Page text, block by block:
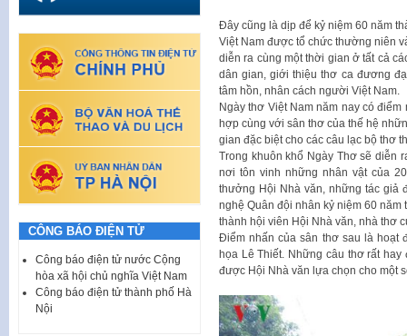
Đây cũng là dịp để kỷ niệm 60 năm
Việt Nam được tổ chức thường niên
diễn ra cùng một thời gian ở tất cả
dân gian, giới thiệu thơ ca đương
tâm hồn, nhân cách người Việt Nam.
Ngày thơ Việt Nam năm nay có
hợp cùng với sân thơ của thế hệ
gian đặc biệt cho các câu lạc bộ thơ
Trong khuôn khổ Ngày Thơ sẽ diễn
nơi tôn vinh những nhân vật của
thưởng Hội Nhà văn, những tác giả
nghệ Quân đội nhân kỷ niệm 60
thành hội viên Hội Nhà văn, nhà thơ
Điểm nhấn của sân thơ sau là hoạt
họa Lê Thiết. Những câu thơ rất
được Hội Nhà văn lựa chọn cho một
CÔNG BÁO ĐIỆN TỬ
Công báo điện tử nước Cộng
hòa xã hội chủ nghĩa Việt Nam
Công báo điện tử thành phố Hà
Nội